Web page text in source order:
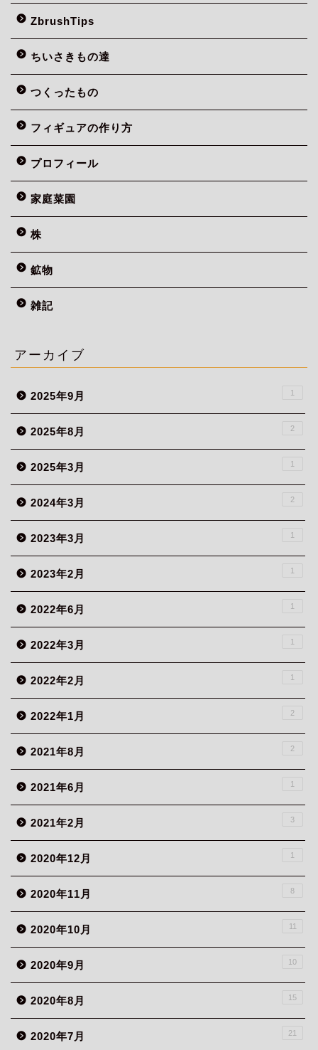
ZbrushTips
ちいさきもの達
つくったもの
フィギュアの作り方
プロフィール
家庭菜園
株
鉱物
雑記
アーカイブ
2025年9月 1
2025年8月 2
2025年3月 1
2024年3月 2
2023年3月 1
2023年2月 1
2022年6月 1
2022年3月 1
2022年2月 1
2022年1月 2
2021年8月 2
2021年6月 1
2021年2月 3
2020年12月 1
2020年11月 8
2020年10月 11
2020年9月 10
2020年8月 15
2020年7月 21